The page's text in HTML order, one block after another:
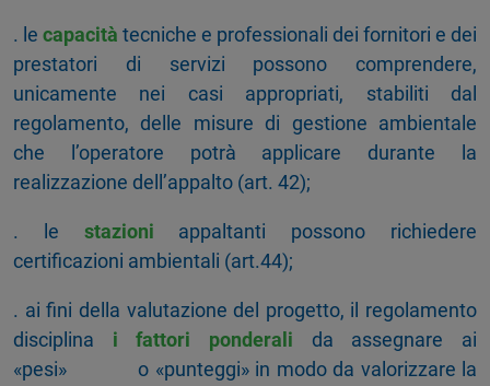
. le capacità tecniche e professionali dei fornitori e dei
prestatori di servizi possono comprendere,
unicamente nei casi appropriati, stabiliti dal
regolamento, delle misure di gestione ambientale
che l’operatore potrà applicare durante la
realizzazione dell’appalto (art. 42);
. le stazioni appaltanti possono richiedere
certificazioni ambientali (art.44);
. ai fini della valutazione del progetto, il regolamento
disciplina i fattori ponderali da assegnare ai
«pesi» o «punteggi» in modo da valorizzare la